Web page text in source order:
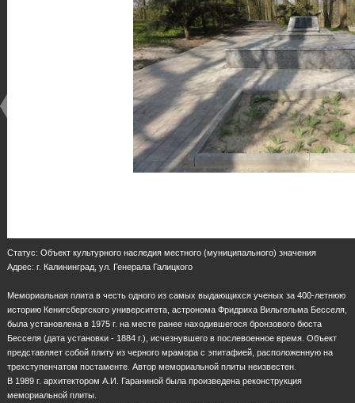
Статус: Объект культурного наследия местного (муниципального) значения
Адрес: г. Калининград, ул. Генерала Галицкого
Мемориальная плита в честь одного из самых выдающихся ученых за 400-летнюю
историю Кенигсбергского университета, астронома Фридриха Вильгельма Бесселя,
была установлена в 1975 г. на месте ранее находившегося бронзового бюста
Бесселя (дата установки - 1884 г.), исчезнувшего в послевоенное время. Объект
представляет собой плиту из черного мрамора с эпитафией, расположенную на
трехступенчатом постаменте. Автор мемориальной плиты неизвестен.
В 1989 г. архитектором А.И. Гараниной была произведена реконструкция
мемориальной плиты.